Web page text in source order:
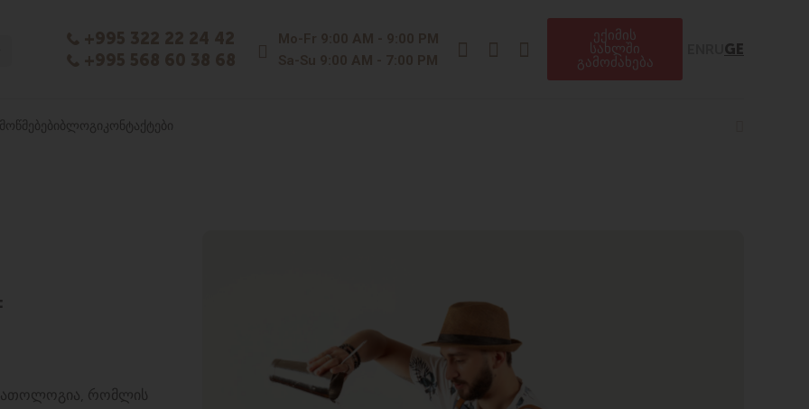
Telegramექიმის
სახლში
გამოძახება
GE
ᲑᲚᲝᲒᲘᲙᲝᲜᲢᲐᲥᲢᲔᲑᲘ
რომლის